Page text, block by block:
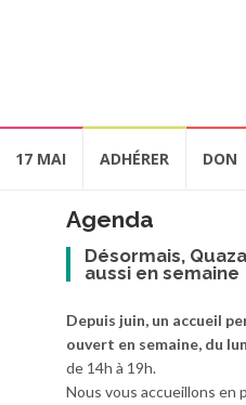
17 MAI ADHÉRER DON
Agenda
Désormais,
aussi en semaine
Depuis juin, un accueil
ouvert en semaine, du
de 14h à 19h.
Nous vous accueillons en